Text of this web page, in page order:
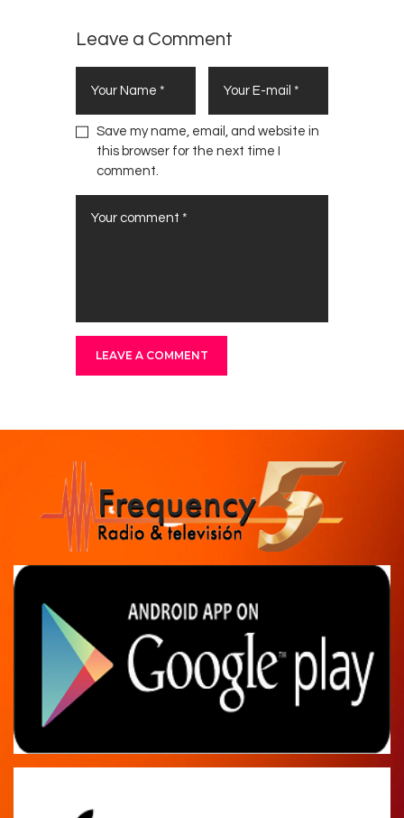
Leave a Comment
Save my name, email, and website in
this browser for the next time I
comment.